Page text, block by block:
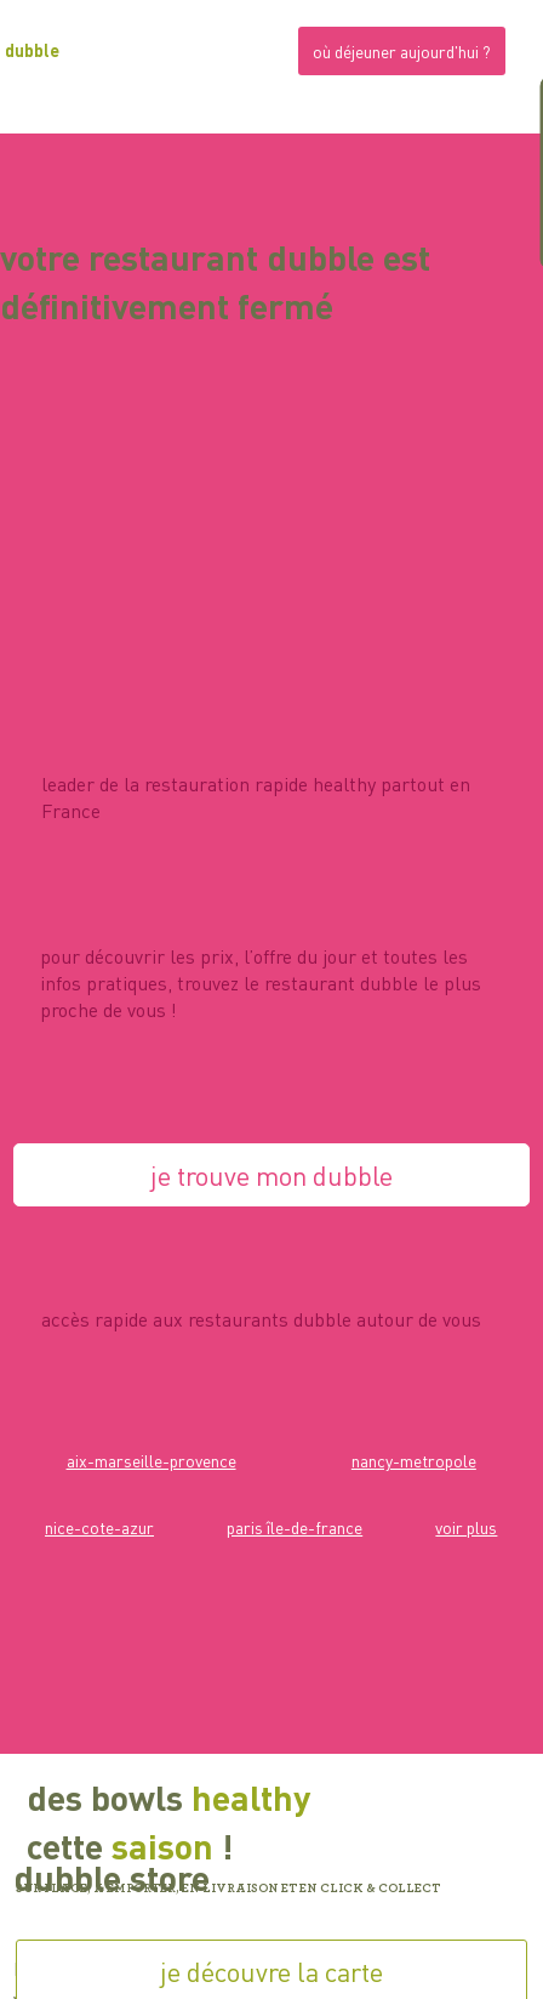
où déjeuner aujourd'hui ?
dubble
votre restaurant dubble est
définitivement fermé
leader de la restauration rapide healthy partout en
France
pour découvrir les prix, l’offre du jour et toutes les
infos pratiques, trouvez le restaurant dubble le plus
proche de vous !
je trouve mon dubble
accès rapide aux restaurants dubble autour de vous
aix-marseille-provence nancy-metropole
nice-cote-azur paris île-de-france voir plus
dubble store
L'univers dubblearrive chez vous !
des bowls healthy
cettesaison !
SUR PLACE, À EMPORTER, EN LIVRAISON ET EN CLICK & COLLECT